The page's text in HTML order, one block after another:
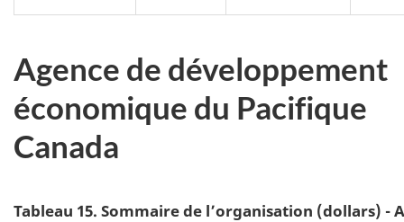
Agence de développement
économique du Pacifique
Canada
Tableau 15. Sommaire de l’organisation (dollars) -